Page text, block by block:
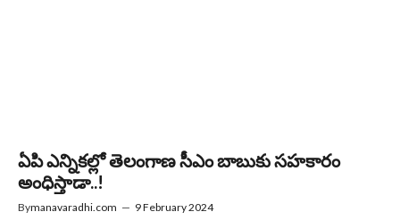
ఏపి ఎన్నికల్లో తెలంగాణ సీఎం బాబుకు సహకారం
అంధిస్తాడా..!
Bymanavaradhi.com — 9 February 2024